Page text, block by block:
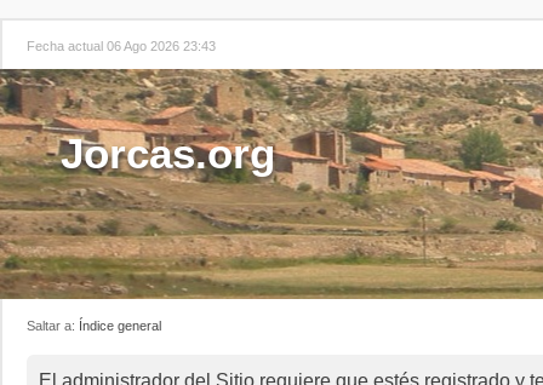
Fecha actual 06 Ago 2026 23:43
Jorcas.org
Saltar a: Índice general
El administrador del Sitio requiere que estés registrado y